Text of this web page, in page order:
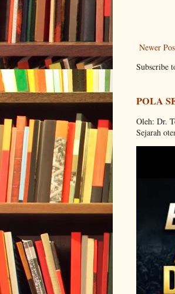
Newer
Subscribe
POLA
Oleh: Dr.
Sejarah